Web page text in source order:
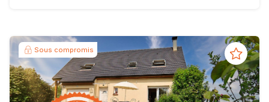
Sous compromis